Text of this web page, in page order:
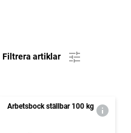
Filtrera artiklar
Arbetsbock ställbar 100 kg